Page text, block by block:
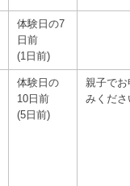
体験日の7
日前
(1日前)
体験日の
10日前
(5日前)
親子でお
みくださ